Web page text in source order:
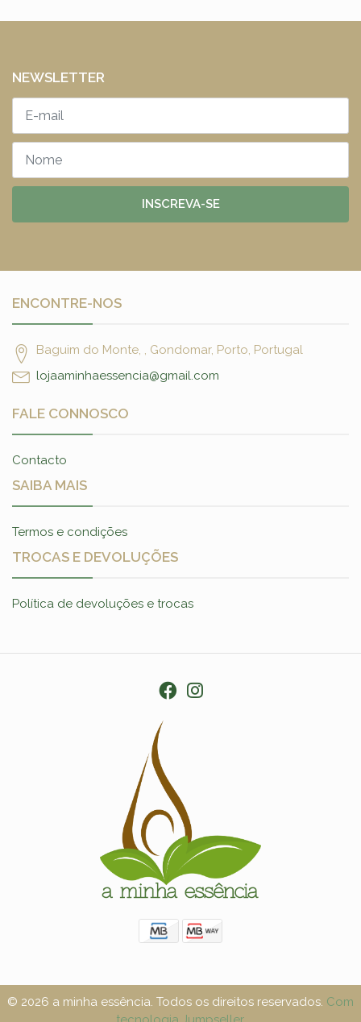
NEWSLETTER
INSCREVA-SE
ENCONTRE-NOS
Baguim do Monte, , Gondomar, Porto, Portugal
lojaaminhaessencia@gmail.com
FALE CONNOSCO
Contacto
SAIBA MAIS
Termos e condições
TROCAS E DEVOLUÇÕES
Política de devoluções e trocas
© 2026 a minha essência. Todos os direitos reservados. Com